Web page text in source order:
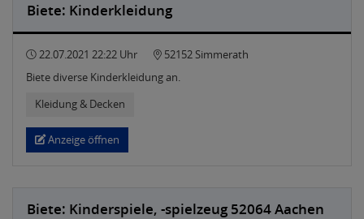
Biete: Kinderkleidung
22.07.2021 22:22 Uhr
52152 Simmerath
Biete diverse Kinderkleidung an.
Kleidung & Decken
Anzeige öffnen
Biete: Kinderspiele, -spielzeug 52064 Aachen